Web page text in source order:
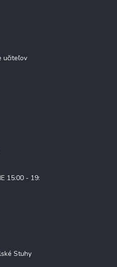
učiteľov
15:00 - 19:
Stuhy